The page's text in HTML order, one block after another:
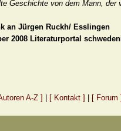
Geschichte von dem Mann,
an Jürgen Ruckh/ Esslingen
2008 Literaturportal
A-Z ] [ Kontakt ] [ Forum ]